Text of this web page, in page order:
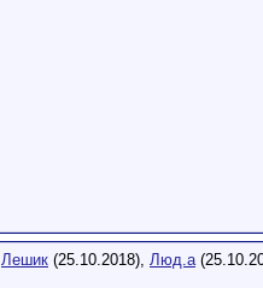
Лешик (25.10.2018), Люд.а